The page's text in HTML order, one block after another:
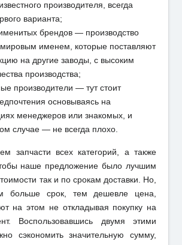
производителя, всегда
варианта;
брендов — производство
именем, которые поставляют
на другие заводы, с высоким
производства;
производители — тут стоит
основываясь на
менеджеров или знакомых, и
случае — не всегда плохо.
запчасти всех категорий, а также
наше предложение было лучшим
так и по срокам доставки. Но,
больше срок, тем дешевле цена,
на этом не откладывая покупку на
Воспользовавшись двумя этими
сэкономить значительную сумму,